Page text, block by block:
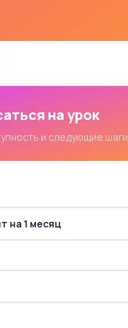
на урок
и следующие шаги